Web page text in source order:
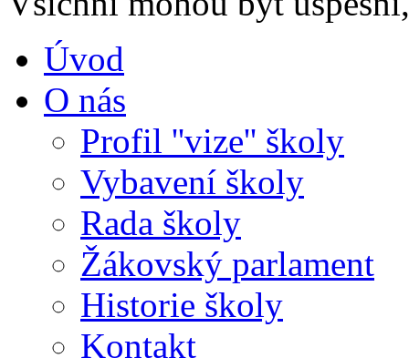
Úvod
O nás
Profil ''vize'' školy
Vybavení školy
Rada školy
Žákovský parlament
Historie školy
Kontakt